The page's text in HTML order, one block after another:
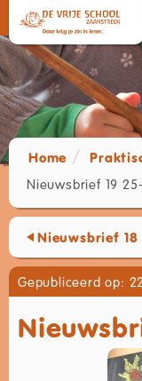
Home
Nieuwsbrief 19
Nieuwsbrief 18
Gepubliceerd op: